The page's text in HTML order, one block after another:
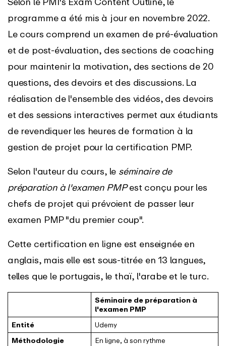
programme a été mis à jour en novembre 2022.
Le cours comprend un examen de pré-évaluation
et de post-évaluation, des sections de coaching
pour maintenir la motivation, des sections de 20
questions, des devoirs et des discussions. La
réalisation de l'ensemble des vidéos, des devoirs
et des sessions interactives permet aux étudiants
de revendiquer les heures de formation à la
gestion de projet pour la certification PMP.
Selon l'auteur du cours, le séminaire de
préparation à l'examen PMPest conçu pour les
chefs de projet qui prévoient de passer leur
examen PMP "du premier coup".
Cette certification en ligne est enseignée en
anglais, mais elle est sous-titrée en 13 langues,
telles que le portugais, le thaï, l'arabe et le turc.
Séminaire de préparation à
l'examen PMP
Entité
Udemy
Méthodologie
En ligne, à son rythme